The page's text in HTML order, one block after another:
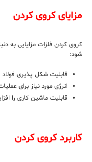
مزایای کروی کردن
کروی کردن فلزات مزایایی به
شود:
قابلیت شکل پذیری
انرژی مورد نیاز برای
قابلیت ماشین کاری را
کاربرد کروی کردن